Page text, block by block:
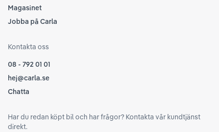
Magasinet
Jobba på Carla
Kontakta oss
08 - 792 01 01
hej@carla.se
Chatta
Har du redan köpt bil och har frågor? Kontakta vår kundtjänst
direkt.